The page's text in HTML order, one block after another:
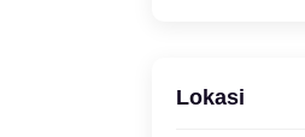
Lokasi